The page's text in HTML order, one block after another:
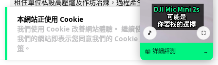
本網站正使用 Cookie
我們使用 Cookie 改善網站體驗。 繼續使用
我們的網站即表示您同意我們的 Cookie 政
策 。
租住單位私設高壓爐及作坊冶煉，過程產生大量刺鼻濃煙，驚
動鄰居報警。警方到場揭發整...
110 7↗ 分享 🎵 ⛶
📖 詳細評測 →